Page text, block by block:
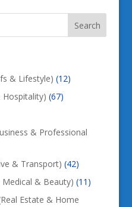
& Lifestyle) (12)
Hospitality) (67)
& Professional
& Transport) (42)
& Beauty) (11)
Estate & Home